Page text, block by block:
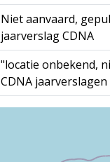
Niet aanvaard,
jaarverslag CDNA
"locatie onbekend,
CDNA jaarverslagen